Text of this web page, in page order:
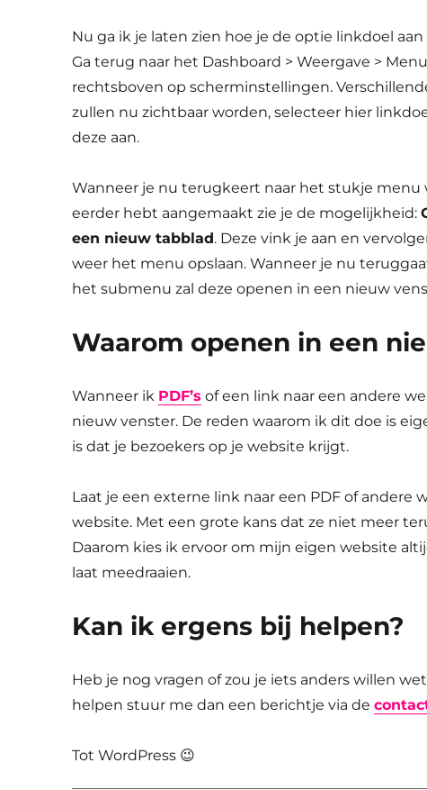
Nu ga ik je laten zien hoe je de optie linkdoel aan
Ga terug naar het Dashboard > Weergave >
rechtsboven op scherminstellingen.
zullen nu zichtbaar worden, selecteer hier
deze aan.
Wanneer je nu terugkeert naar het stukje menu
eerder hebt aangemaakt zie je de mogelijkheid:
een nieuw tabblad. Deze vink je aan en
weer het menu opslaan. Wanneer je nu
het submenu zal deze openen in een nieuw
Waarom openen in een
Wanneer ik PDF’s of een link naar een andere
nieuw venster. De reden waarom ik dit doe is
is dat je bezoekers op je website krijgt.
Laat je een externe link naar een PDF of
website. Met een grote kans dat ze niet meer
Daarom kies ik ervoor om mijn eigen website
laat meedraaien.
Kan ik ergens bij helpen?
Heb je nog vragen of zou je iets anders willen
helpen stuur me dan een berichtje via de
Tot WordPress 😉